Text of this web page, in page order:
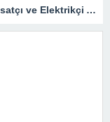
Hizmet Veren Bulmanın Kolay Yolu: Tesisatçı ve Elektrikçi Ararken Nelere Dikkat Edilmeli?